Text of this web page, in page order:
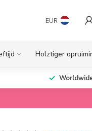
EUR
Holztiger